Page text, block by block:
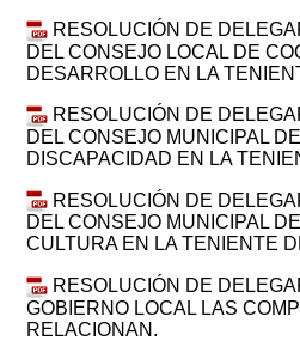
RESOLUCIÓN DE
DEL CONSEJO LOCAL DE
DESARROLLO EN LA
RESOLUCIÓN DE
DEL CONSEJO MUNICIPAL
DISCAPACIDAD EN LA
RESOLUCIÓN DE
DEL CONSEJO MUNICIPAL
CULTURA EN LA TENIENTE
RESOLUCIÓN DE
GOBIERNO LOCAL LAS
RELACIONAN.